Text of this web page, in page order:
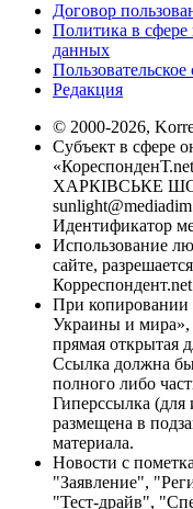
Договор
Политика в
данных
Редакция
© 2000-2026,
Субъект в сфере
ХАРКІВСЬКЕ
Идентификатор
Использование
сайте,
При копировании
Украины и мира»,
прямая открытая
Ссылка должна
полного либо
Гиперссылка (для
размещена в
материала.
Новости с
"Заявление",
"Тест-драйв",